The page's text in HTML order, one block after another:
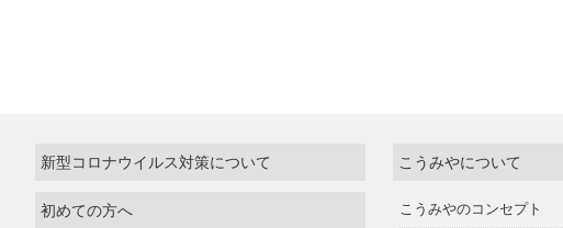
新型コロナウイルス対策について
初めての方へ
こうみやについて
こうみやのコンセプト